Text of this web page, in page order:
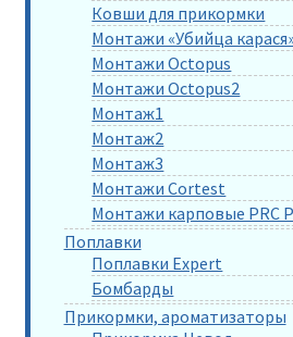
Ковши для прикормки
Монтажи «Убийца
Монтажи Octopus
Монтажи Octopus2
Монтаж1
Монтаж2
Монтаж3
Монтажи Cortest
Монтажи карповые PRC
Поплавки
Поплавки Expert
Бомбарды
Прикормки, ароматизаторы